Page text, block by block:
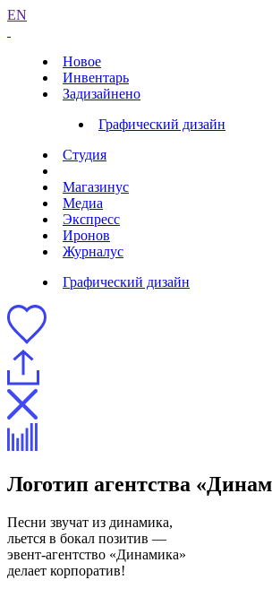
EN
Новое
Инвентарь
Задизайнено
Графический дизайн
Студия
Магазинус
Медиа
Экспресс
Иронов
Журналус
Графический дизайн
Логотип агентства
Песни звучат из динамика,
льется в бокал позитив —
эвент-агентство «Динамика»
делает корпоратив!